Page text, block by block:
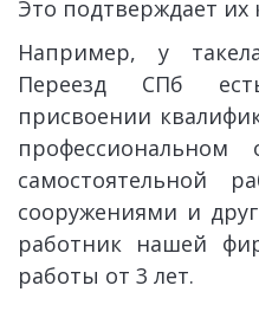
Это подтверждает
Например, у
Переезд СПб
присвоении
самостоятельной
сооружениями и
работник нашей
работы от 3 лет.